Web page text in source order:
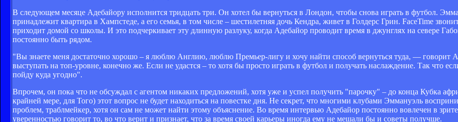
В следующем месяце Адебайору исполнится тридцать три. Он хотел бы вернуться в Лондон, чтобы снова играть в футбол.
принадлежит квартира в Хампстеде, а его семья, в том числе – шестилетняя дочь Кендра, живет в Голдерс Грин. FaceTime
приходит домой со школы. И это подчеркивает эту длинную разлуку, когда Адебайор проводит время в джунглях на севере
постоянно быть рядом.
"Вы знаете меня достаточно хорошо – я люблю Англию, люблю Премьер-лигу и хочу найти способ вернуться туда, — говорит
выступать на топ-уровне, конечно же. Если не удастся – то хотя бы просто играть в футбол и получать наслаждение. Так что
пойду куда угодно".
Впрочем, он пока что не обсуждал с агентом никаких предложений, хотя уже и успел получить "парочку" – до конца Кубка
крайней мере, для Того) этот вопрос не будет находиться на повестке дня. Не секрет, что многими клубами Эммануэль
проблем, траблмейкер, хотя он сам не может найти этому объяснение. Во время интервью Адебайор постоянно вовлечен в
уверенностью говорит то, во что верит и признает, что за время своей карьеры иногда ему не мешали бы и советы получше.